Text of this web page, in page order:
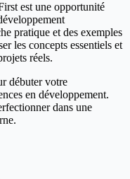
est une opportunité
pratique et des exemples
les concepts essentiels et
réels.
débuter votre
en développement.
dans une